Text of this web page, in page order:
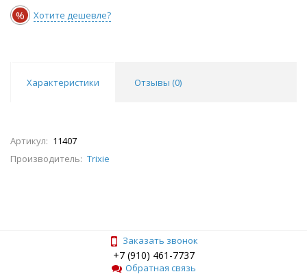
% Хотите дешевле?
Характеристики Отзывы (0)
Артикул: 11407
Производитель: Trixie
Заказать звонок
+7 (910) 461-7737
Обратная связь